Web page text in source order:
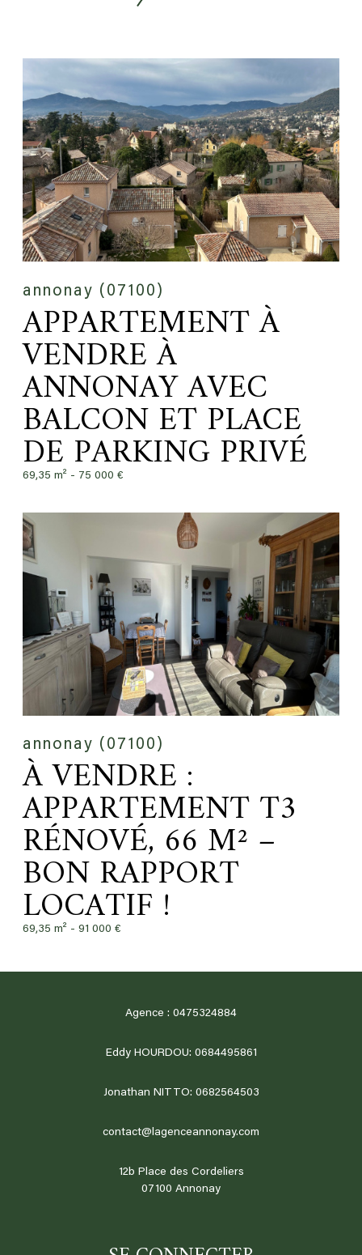
annonay (07100)
APPARTEMENT À
VENDRE À
ANNONAY AVEC
BALCON ET PLACE
DE PARKING PRIVÉ
69,35 m² - 75 000 €
annonay (07100)
À VENDRE :
APPARTEMENT T3
RÉNOVÉ, 66 M² –
BON RAPPORT
LOCATIF !
69,35 m² - 91 000 €
Agence : 0475324884
Eddy HOURDOU: 0684495861
Jonathan NITTO: 0682564503
contact@lagenceannonay.com
12b Place des Cordeliers
07100
annonay